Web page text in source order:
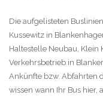
Die aufgelisteten
Kussewitz in
Haltestelle Neubau, Klein
Verkehrsbetrieb in
Ankünfte bzw. Abfahrten
wissen wann Ihr Bus hier,